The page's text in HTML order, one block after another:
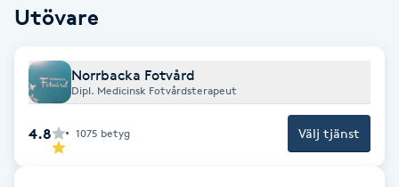
C
Coachning
Color correction
Utövare
Norrbacka Fotvård
Dipl. Medicinsk Fotvårdsterapeut
4.8 1075 betyg Välj tjänst